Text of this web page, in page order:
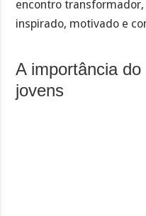
encontro
inspirado, motivado e
A importância
jovens